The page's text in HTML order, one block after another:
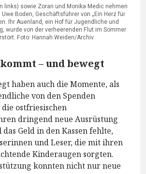
links) sowie Zoran und Monika Medic nehmen
Boden, Geschäftsführer von „Ein Herz für
Ihr Auenland, ein Hof für Jugendliche und
wurde von der verheerenden Flut im Sommer
Foto: Hannah Weiden/Archiv
– und bewegt
haben auch die Momente, als
von den Spenden
ostfriesischen
dringend neue Ausrüstung
Geld in den Kassen fehlte,
und Leser, die mit ihren
Kinderaugen sorgten.
konnten nicht nur neue